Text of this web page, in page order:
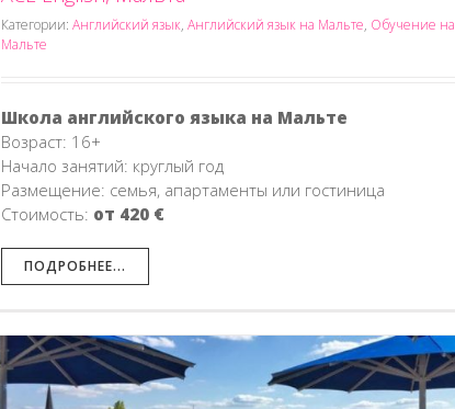
Категории: Английский язык, Английский язык на Мальте, Обучение на
Мальте
Школа английского языка на Мальте
Возраст: 16+
Начало занятий: круглый год
Размещение: семья, апартаменты или гостиница
Стоимость: от 420 €
ПОДРОБНЕЕ...